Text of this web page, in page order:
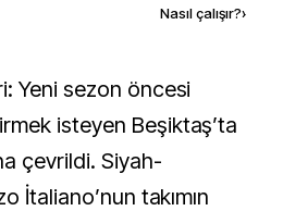
Nasıl çalışır?›
isteyen Beşiktaş’ta
çevrildi. Siyah-
İtaliano’nun takımın